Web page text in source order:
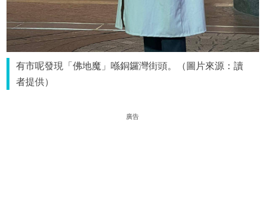
有市呢發現「佛地魔」喺銅鑼灣街頭。（圖片來源：讀
者提供）
廣告